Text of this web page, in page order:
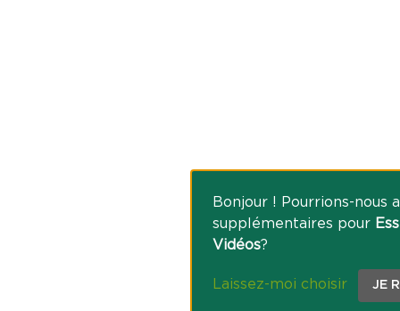
Bonjour ! Pourrions-nous
supplémentaires pour
Vidéos?
Laissez-moi choisir JE